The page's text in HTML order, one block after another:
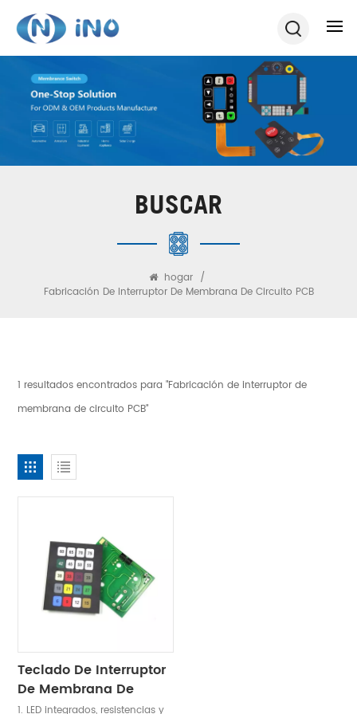
BUSCAR
hogar /
Fabricación De Interruptor De Membrana De Circuito PCB
1 resultados encontrados para "Fabricación de interruptor de
membrana de circuito PCB"
Teclado De Interruptor
De Membrana De
Circuito PCB
1. LED integrados, resistencias y